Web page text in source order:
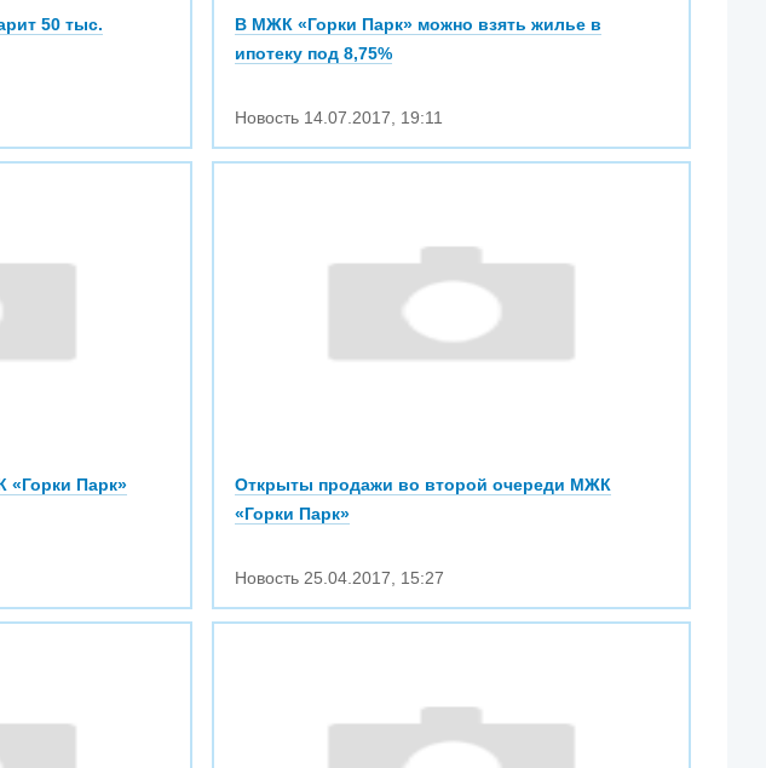
50 тыс.
В МЖК «Горки Парк» можно взять жилье в
ипотеку под 8,75%
Новость 14.07.2017 19:11
«Горки Парк»
Открыты продажи во второй очереди МЖК
«Горки Парк»
Новость 25.04.2017 15:27